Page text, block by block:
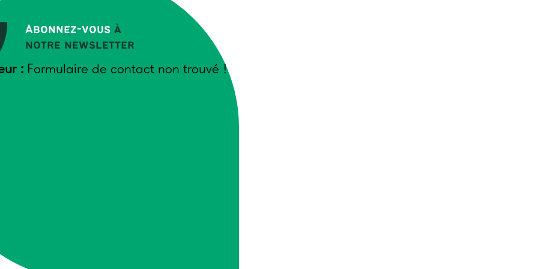
Abonnez-vous à
notre newsletter
: Formulaire de contact non trouvé !